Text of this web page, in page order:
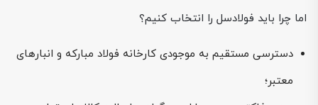
اما چرا باید فولادسل را انتخاب کنیم؟
دسترسی مستقیم به موجودی کارخانه فولاد مبارکه و انبارهای
معتبر؛